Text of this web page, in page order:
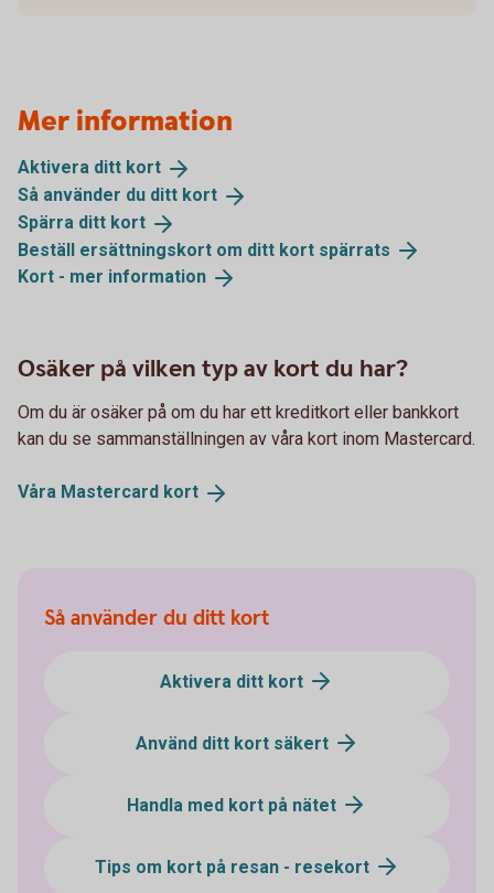
Mer information
Aktivera ditt kort
Så använder du ditt kort
Spärra ditt kort
Beställ ersättningskort om ditt kort spärrats
Kort - mer information
Osäker på vilken typ av kort du har?
Om du är osäker på om du har ett kreditkort eller bankkort
kan du se sammanställningen av våra kort inom Mastercard.
Våra Mastercard kort
Så använder du ditt kort
Aktivera ditt kort
Använd ditt kort säkert
Handla med kort på nätet
Tips om kort på resan - resekort